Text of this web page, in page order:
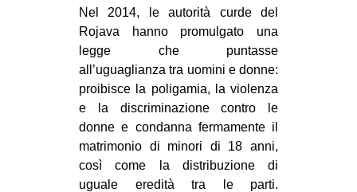
Nel 2014, le autorità curde del
Rojava hanno promulgato una
legge che puntasse
all’uguaglianza tra uomini e donne:
proibisce la poligamia, la violenza
e la discriminazione contro le
donne e condanna fermamente il
matrimonio di minori di 18 anni,
così come la distribuzione di
uguale eredità tra le parti.